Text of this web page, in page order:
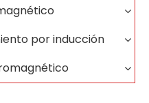
por inducción